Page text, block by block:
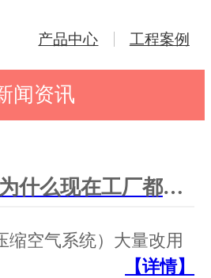
产品中心 工程案例
闻资讯
为什么现在工厂都改用铝合金快装管道？
缩空气系统）大量改用
【详情】